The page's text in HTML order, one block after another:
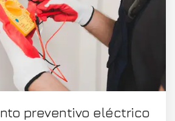
preventivo eléctrico